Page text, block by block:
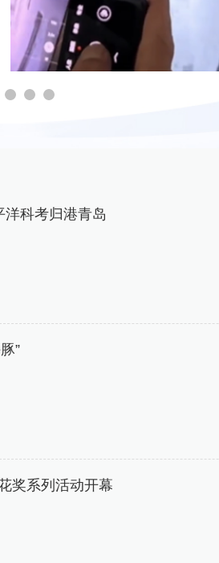
洋科考归港青岛
”
奖系列活动开幕